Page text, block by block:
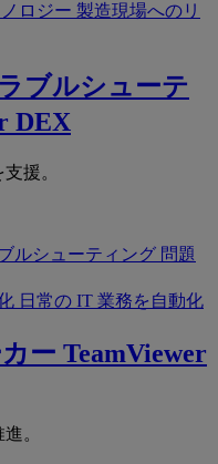
ロジー 製造現場へのリ
ブルシューテ
DEX
援。
ルシューティング 問題
日常の IT 業務を自動化
ー TeamViewer
。